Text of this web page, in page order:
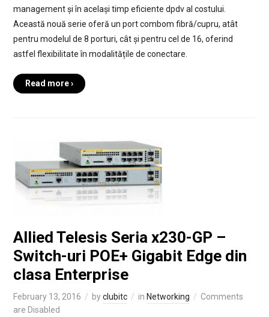
management și în același timp eficiente dpdv al costului.
Această nouă serie oferă un port combom fibră/cupru, atât
pentru modelul de 8 porturi, cât și pentru cel de 16, oferind
astfel flexibilitate în modalitățile de conectare.
Read more ›
Allied Telesis Seria x230-GP –
Switch-uri POE+ Gigabit Edge din
clasa Enterprise
February 13, 2016 byclubitc in Networking
Comments
are Disabled